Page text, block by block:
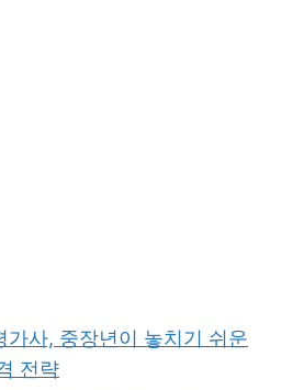
가사, 중장년이 놓치기 쉬운
전략